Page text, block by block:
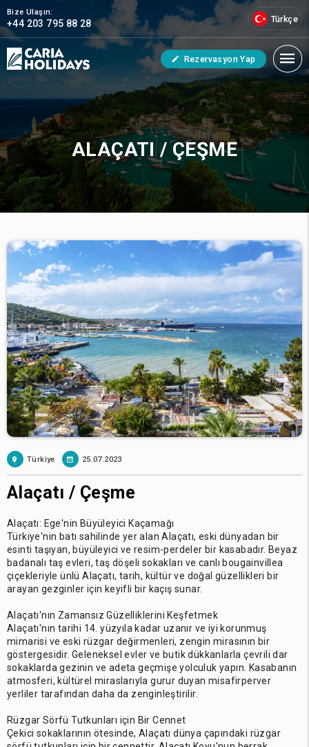
Bize Ulaşın:
+44 203 795 88 28 Türkçe
Rezervasyon Yap
ALAÇATI / ÇEŞME
Türkiye 25.07.2023
Alaçatı / Çeşme
Alaçatı: Ege'nin Büyüleyici Kaçamağı
Türkiye'nin batı sahilinde yer alan Alaçatı, eski dünyadan bir
esinti taşıyan, büyüleyici ve resim-perdeler bir kasabadır. Beyaz
badanalı taş evleri, taş döşeli sokakları ve canlı bougainvillea
çiçekleriyle ünlü Alaçatı, tarih, kültür ve doğal güzellikleri bir
arayan gezginler için keyifli bir kaçış sunar.
Alaçatı'nın Zamansız Güzelliklerini Keşfetmek
Alaçatı'nın tarihi 14. yüzyıla kadar uzanır ve iyi korunmuş
mimarisi ve eski rüzgar değirmenleri, zengin mirasının bir
göstergesidir. Geleneksel evler ve butik dükkanlarla çevrili dar
sokaklarda gezinin ve adeta geçmişe yolculuk yapın. Kasabanın
atmosferi, kültürel miraslarıyla gurur duyan misafirperver
yerliler tarafından daha da zenginleştirilir.
Rüzgar Sörfü Tutkunları için Bir Cennet
Çekici sokaklarının ötesinde, Alaçatı dünya çapındaki rüzgar